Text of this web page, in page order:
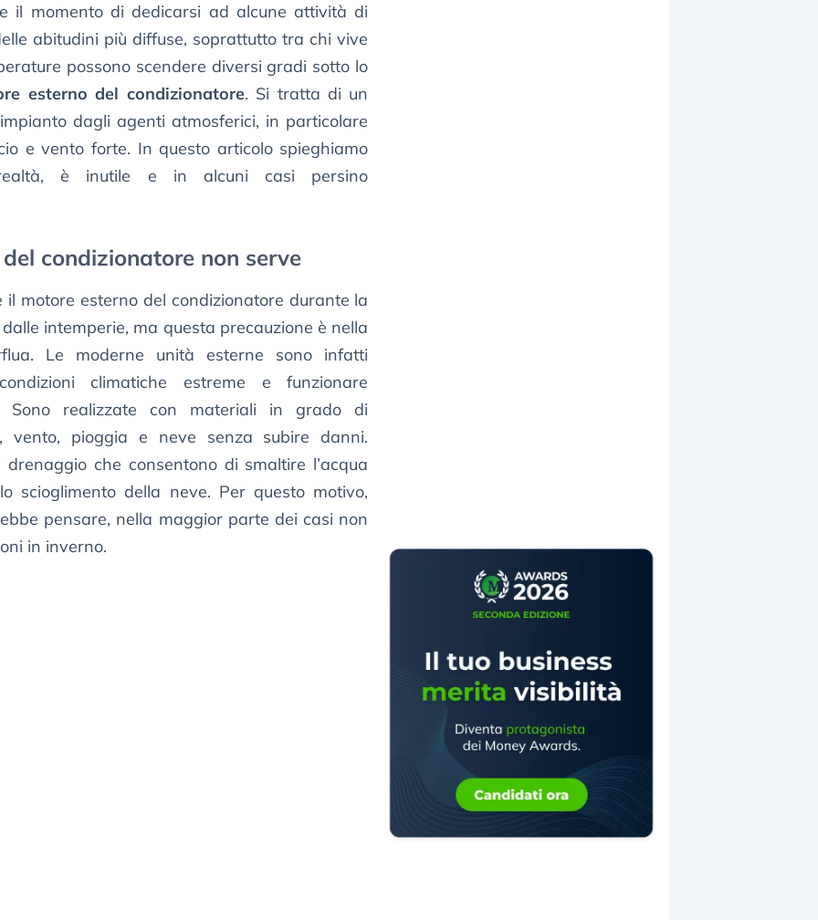
il momento di dedicarsi ad alcune attività di
abitudini più diffuse, soprattutto tra chi vive
possono scendere diversi gradi sotto lo
esterno del condizionatore. Si tratta di un
dagli agenti atmosferici, in particolare
e vento forte. In questo articolo spieghiamo
è inutile e in alcuni casi persino
condizionatore non serve
motore esterno del condizionatore durante la
intemperie, ma questa precauzione è nella
Le moderne unità esterne sono infatti
climatiche estreme e funzionare
Sono realizzate con materiali in grado di
vento, pioggia e neve senza subire danni.
che consentono di smaltire l’acqua
scioglimento della neve. Per questo motivo,
pensare, nella maggior parte dei casi non
in inverno.